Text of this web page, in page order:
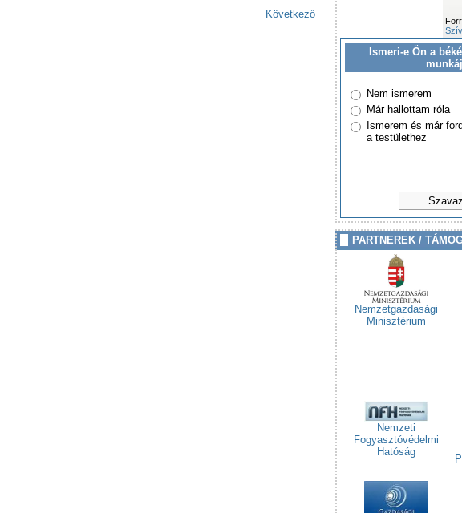
Következő
Ismeri-e Ön a
Nem ismerem
Már hallottam róla
Ismerem és már
a testülethez
PARTNEREK /
Nemzetgazdasági
Minisztérium
Nemzeti
Fogyasztóvédelmi
Hatóság